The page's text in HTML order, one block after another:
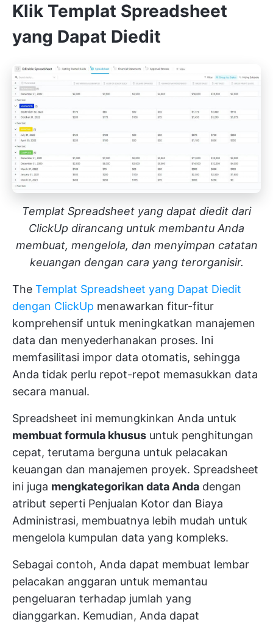
Klik Templat Spreadsheet
yang Dapat Diedit
Templat Spreadsheet yang dapat diedit dari
ClickUp dirancang untuk membantu Anda
membuat, mengelola, dan menyimpan catatan
keuangan dengan cara yang terorganisir.
The Templat Spreadsheet yang Dapat Diedit
dengan ClickUp menawarkan fitur-fitur
komprehensif untuk meningkatkan manajemen
data dan menyederhanakan proses. Ini
memfasilitasi impor data otomatis, sehingga
Anda tidak perlu repot-repot memasukkan data
secara manual.
Spreadsheet ini memungkinkan Anda untuk
membuat formula khusus untuk penghitungan
cepat, terutama berguna untuk pelacakan
keuangan dan manajemen proyek. Spreadsheet
ini juga mengkategorikan data Anda dengan
atribut seperti Penjualan Kotor dan Biaya
Administrasi, membuatnya lebih mudah untuk
mengelola kumpulan data yang kompleks.
Sebagai contoh, Anda dapat membuat lembar
pelacakan anggaran untuk memantau
pengeluaran terhadap jumlah yang
dianggarkan. Kemudian, Anda dapat